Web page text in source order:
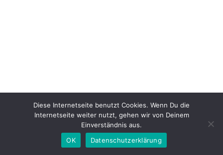
Diese Internetseite benutzt Cookies. Wenn Du die
Internetseite weiter nutzt, gehen wir von Deinem
Einverständnis aus.
OK
Datenschutzerklärung